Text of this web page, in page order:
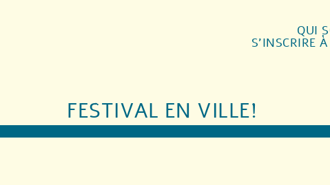
FESTIVAL EN VILLE!
QUI
S'INSCRIRE